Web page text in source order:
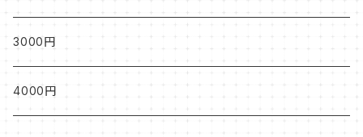
カーディガン
3000円
4000円